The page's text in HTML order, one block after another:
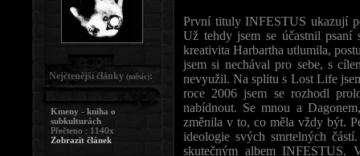
První tituly INFESTUS ukazují
Už tehdy jsem se účastnil
kreativita Harbartha utlumila,
jsem si nechával pro sebe, s
nevyužil. Na splitu s Lost Life
roce 2006 jsem se rozhodl
nabídnout. Se mnou a
změnila v to, co měla vždy být.
ideologie svých smrtelných
skutečným albem INFESTUS.
Nejčtenější články (měsíc):
Kmeny - kniha o
subkulturách
Přečteno : 1140x
Zobrazit článek